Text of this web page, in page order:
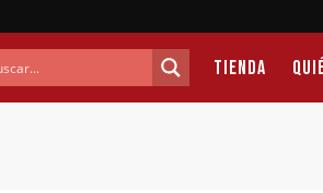
Tienda